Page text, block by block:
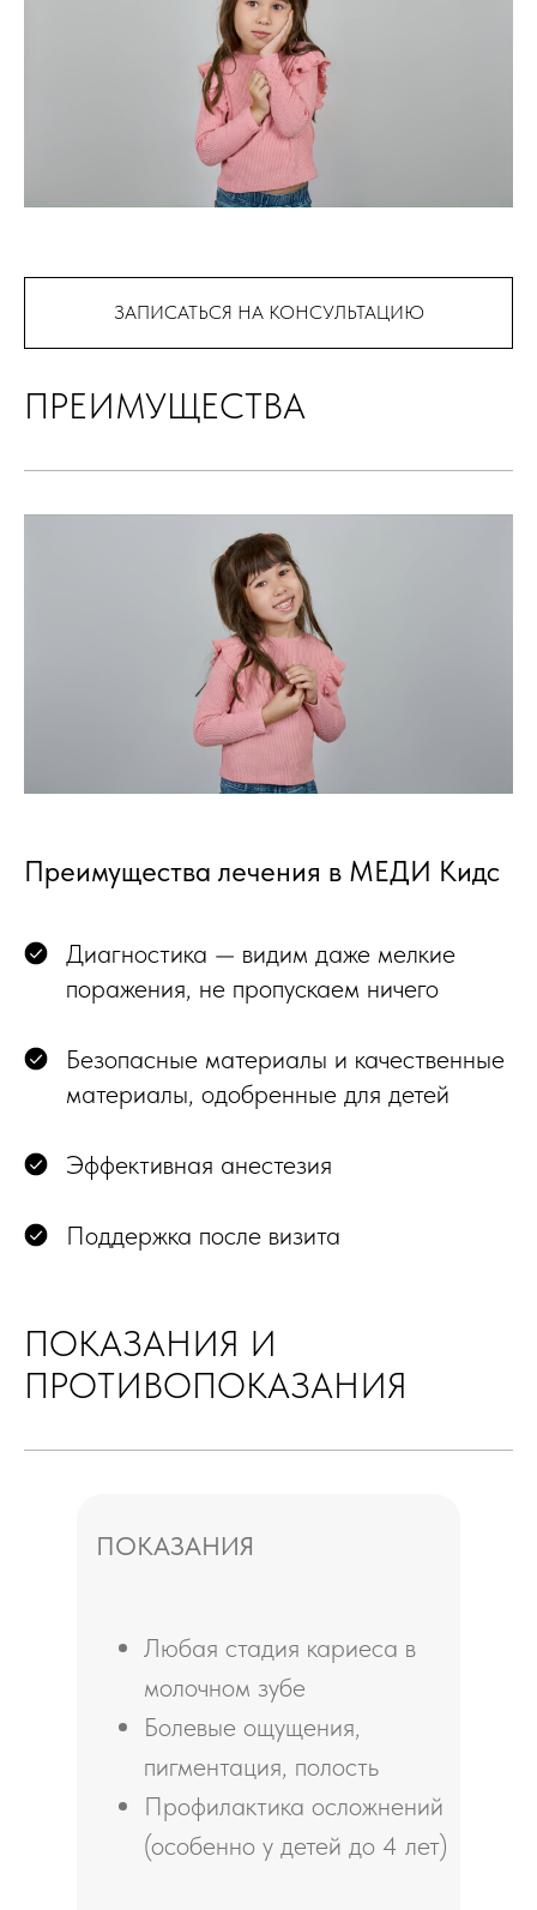
ЗАПИСАТЬСЯ НА КОНСУЛЬТАЦИЮ
ПРЕИМУЩЕСТВА
Преимущества лечения в МЕДИ Кидс
Диагностика — видим даже мелкие
поражения, не пропускаем ничего
Безопасные материалы и качественные
материалы, одобренные для детей
Эффективная анестезия
Поддержка после визита
ПОКАЗАНИЯ И
ПРОТИВОПОКАЗАНИЯ
Любая стадия кариеса в
молочном зубе
Болевые ощущения,
пигментация, полость
Профилактика осложнений
(особенно у детей до 4 лет)
ПОКАЗАНИЯ